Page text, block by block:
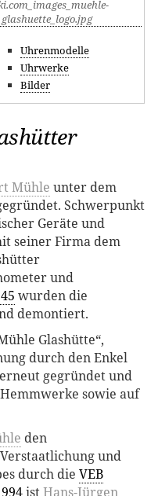
Uhrenmodelle
Uhrwerke
Bilder
Mühle unter dem
Schwerpunkt
Geräte und
seiner Firma dem
und
wurden die
demontiert.
Glashütte“,
durch den Enkel
gegründet und
sowie auf
den
und
durch die VEB
istHans-Jürgen